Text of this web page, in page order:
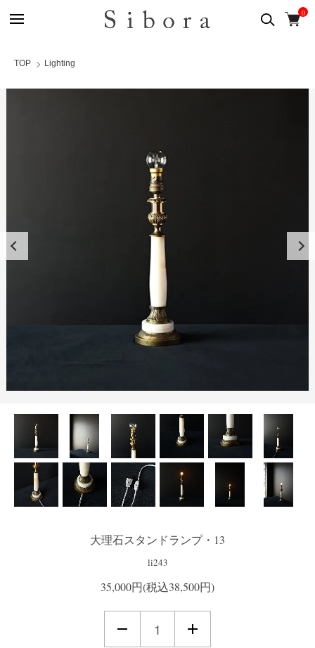
0
TOP Lighting
大理石スタンドランプ・13
li243
35,000円(税込38,500円)